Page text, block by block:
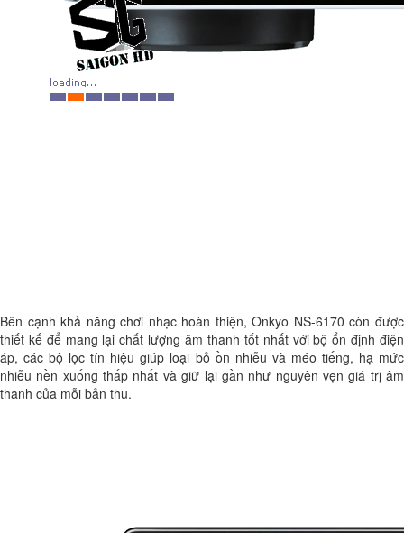
Bên cạnh khả năng chơi nhạc hoàn thiện, Onkyo NS-6170 còn được
thiết kế để mang lại chất lượng âm thanh tốt nhất với bộ ổn định điện
áp, các bộ lọc tín hiệu giúp loại bỏ ồn nhiễu và méo tiếng, hạ mức
nhiễu nền xuống thấp nhất và giữ lại gần như nguyên vẹn giá trị âm
thanh của mỗi bản thu.